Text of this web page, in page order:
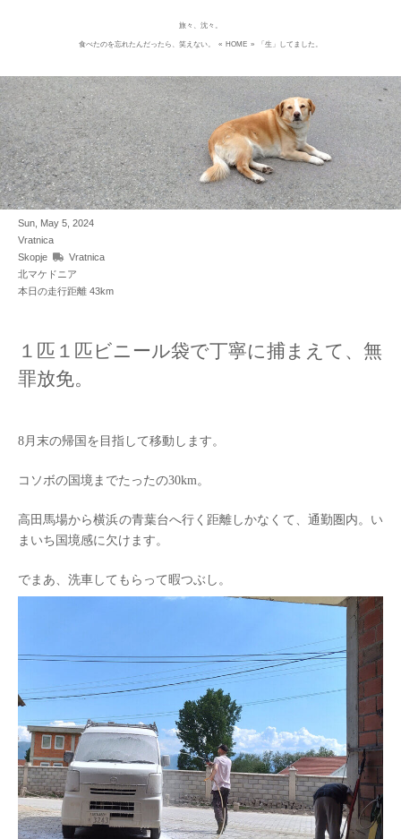
旅々、沈々。
食べたのを忘れたんだったら、笑えない。 « HOME » 「生」してました。
Sun, May 5, 2024
Vratnica
Skopje
Vratnica
北マケドニア
本日の走行距離 43km
１匹１匹ビニール袋で丁寧に捕まえて、無
罪放免。
8月末の帰国を目指して移動します。
コソボの国境までたったの30km。
高田馬場から横浜の青葉台へ行く距離しかなくて、通勤圏内。い
まいち国境感に欠けます。
でまあ、洗車してもらって暇つぶし。